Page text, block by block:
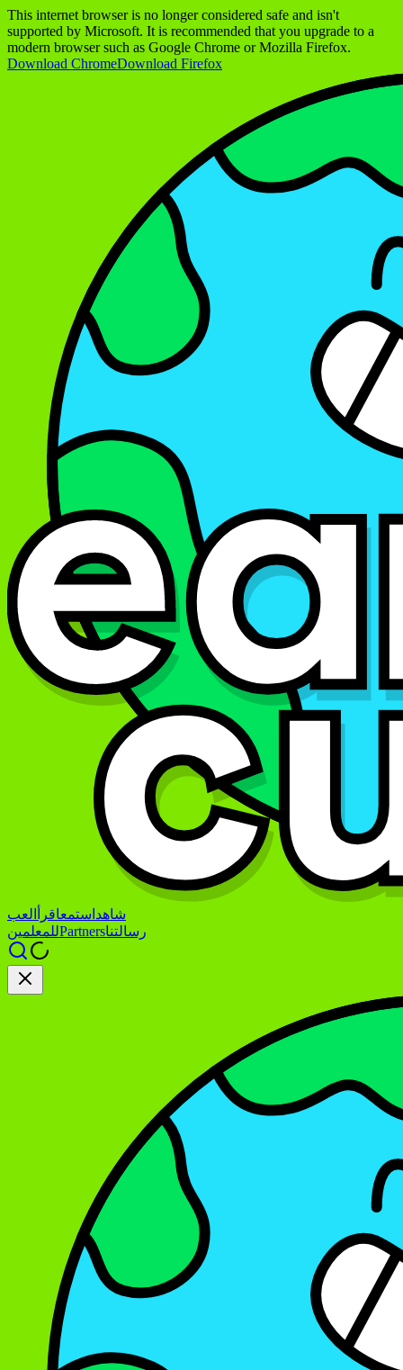
This internet browser is no longer considered safe and isn't
supported by Microsoft. It is recommended that you upgrade to a
modern browser such as Google Chrome or Mozilla Firefox.
Download ChromeDownload Firefox
شاهد استمعاقرأ
العب
للمعلمينPartnersرسالتنا